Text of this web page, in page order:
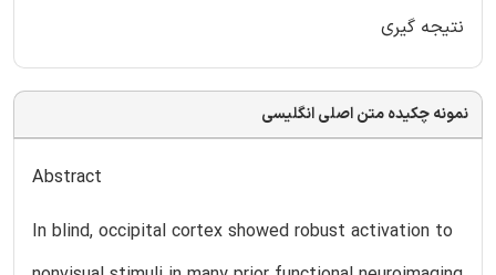
نتیجه گیری
نمونه چکیده متن اصلی انگلیسی
Abstract
In blind, occipital cortex showed robust activation to